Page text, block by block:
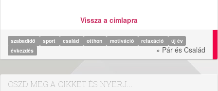
Vissza a címlapra
szabadidő sport család otthon motiváció relaxáció
új év
évkezdés
» Pár és Család
OSZD MEG A CIKKET ÉS NYERJ...